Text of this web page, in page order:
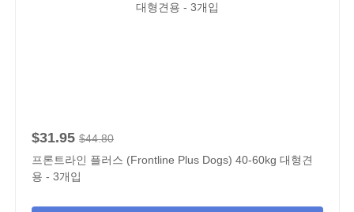
$31.95 $44.80
프론트라인 플러스 (Frontline Plus Dogs) 40-60kg 대형견
용 - 3개입